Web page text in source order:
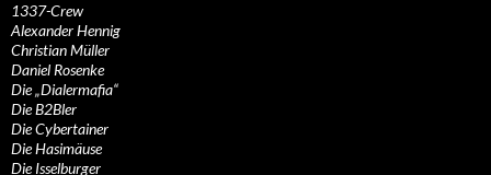
1337-Crew
Alexander Hennig
Christian Müller
Daniel Rosenke
Die „Dialermafia“
Die B2Bler
Die Cybertainer
Die Hasimäuse
Die Isselburger